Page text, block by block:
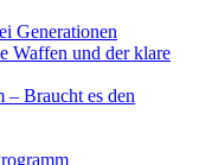
Generationen
Waffen und der klare
– Braucht es den